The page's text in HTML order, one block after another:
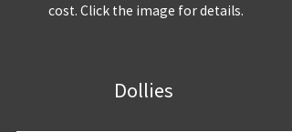
cost. Click the image for details.
Dollies